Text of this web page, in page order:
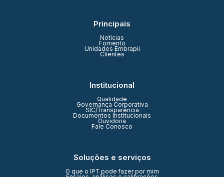
Principais
Notícias
Fomento
Unidades Embrapii
Clientes
Institucional
Qualidade
Governança Corporativa
SIC/Transparência
Documentos Institucionais
Ouvidoria
Fale Conosco
Soluções e serviços
O que o IPT pode fazer por mim